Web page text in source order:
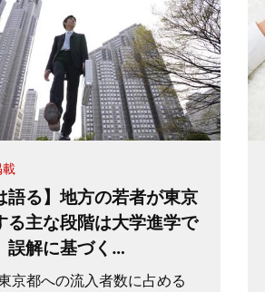
載
語る】地方の若者が東京
る主な段階は大学進学で
誤解に基づく…
京都への流入者数に占める